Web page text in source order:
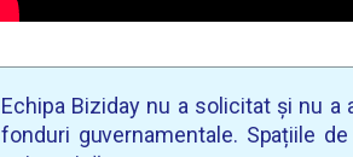
Echipa Biziday nu a solicitat și nu
fonduri guvernamentale. Spațiile